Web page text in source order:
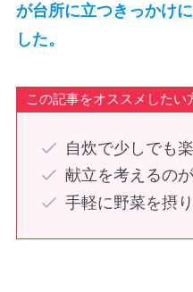
が台所に立つきっかけ
した。
この記事をオススメしたい
自炊で少しでも
献立を考えるの
手軽に野菜を摂